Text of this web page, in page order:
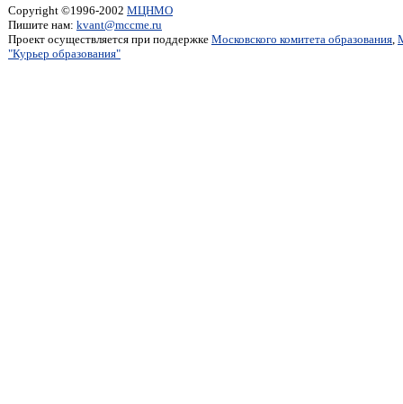
Copyright ©1996-2002 МЦНМО
Пишите нам: kvant@mccme.ru
Проект осуществляется при поддержке Московского комитета образования,
"Курьер образования"